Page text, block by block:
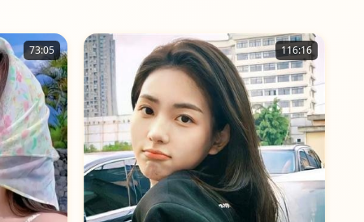
73:05 116:16